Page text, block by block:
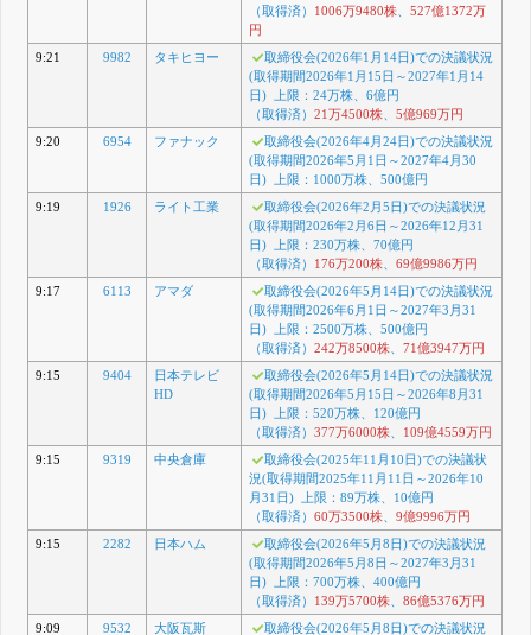
（取得済）
1006万9480株、 527億1372万
円
9:21
9982 タキヒヨー
取締役会(2026年1月14日)での決議状況
(取得期間2026年1月15日～2027年1月14
日) 上限：24万株、6億円
（取得済） 21万4500株、 5億969万円
9:20
6954 ファナック
取締役会(2026年4月24日)での決議状況
(取得期間2026年5月1日～2027年4月30
日) 上限：1000万株、500億円
9:19
1926 ライト工業
取締役会(2026年2月5日)での決議状況
(取得期間2026年2月6日～2026年12月31
日) 上限：230万株、70億円
（取得済）
176万200株、 69億9986万円
9:17
6113 アマダ
取締役会(2026年5月14日)での決議状況
(取得期間2026年6月1日～2027年3月31
日) 上限：2500万株、500億円
（取得済） 242万8500株、 71億3947万円
9:15
9404
日本テレビ
HD
取締役会(2026年5月14日)での決議状況
(取得期間2026年5月15日～2026年8月31
日) 上限：520万株、120億円
（取得済） 377万6000株、
109億4559万円
9:15
9319 中央倉庫
取締役会(2025年11月10日)での決議状
況(取得期間2025年11月11日～2026年10
月31日) 上限：89万株、10億円
（取得済） 60万3500株、 9億9996万円
9:15
2282 日本ハム
取締役会(2026年5月8日)での決議状況
(取得期間2026年5月8日～2027年3月31
日) 上限：700万株、400億円
（取得済）
139万5700株、 86億5376万円
9:09
9532 大阪瓦斯 取締役会(2026年5月8日)での決議状況